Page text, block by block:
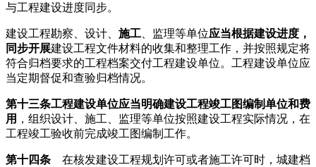
与工程建设进度同步。
建设工程勘察、设计、 施工 、监理等单位应当根据建设进度，
同步开展建设工程文件材料的收集和整理工作，并按照规定将
符合归档要求的工程档案交付工程建设单位。工程建设单位应
当定期督促和查验归档情况。
第十三条工程建设单位应当明确建设工程竣工图编制单位和费
用 ，组织设计、施工、监理等单位按照建设工程实际情况，在
工程竣工验收前完成竣工图编制工作。
第十四条 在核发建设工程规划许可或者施工许可时，城建档